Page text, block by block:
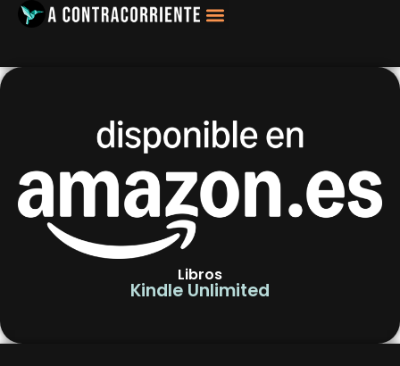
Libros
Kindle Unlimited